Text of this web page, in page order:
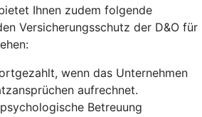
Ihnen zudem folgende
Versicherungsschutz der D&O für
wenn das Unternehmen
aufrechnet.
Betreuung